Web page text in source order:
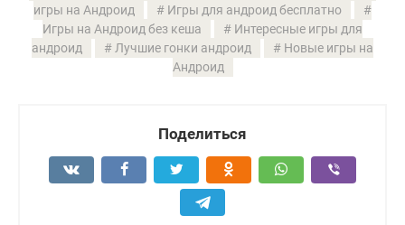
игры на Андроид
Игры для андроид бесплатно
Игры на Андроид без кеша
Интересные игры для
андроид
Лучшие гонки андроид
Новые игры на
Андроид
Поделиться